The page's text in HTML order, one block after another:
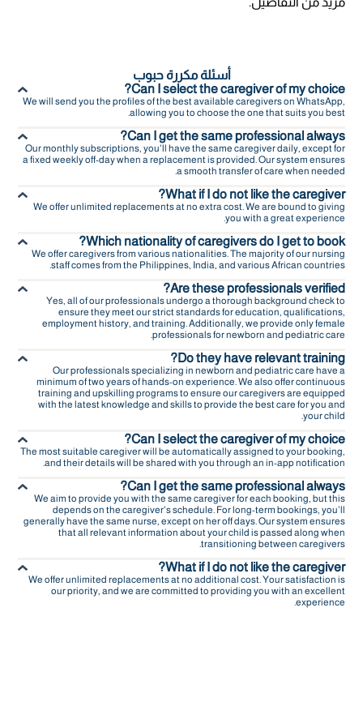
أسئلة مكررة حبوب
Can I select the caregiver of my choice?
We will send you the profiles of the best available caregivers on WhatsApp,
allowing you to choose the one that suits you best.
Can I get the same professional always?
Our monthly subscriptions, you'll have the same caregiver daily, except for
a fixed weekly off-day when a replacement is provided. Our system ensures
a smooth transfer of care when needed.
What if I do not like the caregiver?
We offer unlimited replacements at no extra cost. We are bound to giving
you with a great experience.
Which nationality of caregivers do I get to book?
We offer caregivers from various nationalities. The majority of our nursing
staff comes from the Philippines, India, and various African countries.
Are these professionals verified?
Yes, all of our professionals undergo a thorough background check to
ensure they meet our strict standards for education, qualifications,
employment history, and training. Additionally, we provide only female
professionals for newborn and pediatric care.
Do they have relevant training?
Our professionals specializing in newborn and pediatric care have a
minimum of two years of hands-on experience. We also offer continuous
training and upskilling programs to ensure our caregivers are equipped
with the latest knowledge and skills to provide the best care for you and
your child.
Can I select the caregiver of my choice?
The most suitable caregiver will be automatically assigned to your booking,
and their details will be shared with you through an in-app notification.
Can I get the same professional always?
We aim to provide you with the same caregiver for each booking, but this
depends on the caregiver's schedule. For long-term bookings, you’ll
generally have the same nurse, except on her off days. Our system ensures
that all relevant information about your child is passed along when
transitioning between caregivers.
What if I do not like the caregiver?
We offer unlimited replacements at no additional cost. Your satisfaction is
our priority, and we are committed to providing you with an excellent
experience.